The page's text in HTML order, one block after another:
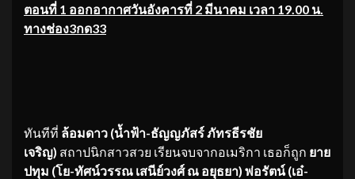
ตอนที่ 1 ออกอากาศวันอังคารที่ 2 มีนาคม เวลา 19.00 น.
ทางช่อง3กด33
ทันทีที่ ล้อมดาว (น้ำฟ้า-ธัญญภัสร์ ภัทรธีรชัย
เจริญ) สถาปนิกสาวสวย เรียนจบจากอเมริกา เธอก็ถูก ยาย
ปทุม (โย-ทัศน์วรรณ เสนีย์วงศ์ ณ อยุธยา) พ่อรัตน์ (เอ๋-